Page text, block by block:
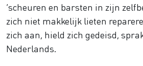
‘scheuren en barsten in zijn
zich niet makkelijk lieten
zich aan, hield zich gedeisd,
Nederlands.